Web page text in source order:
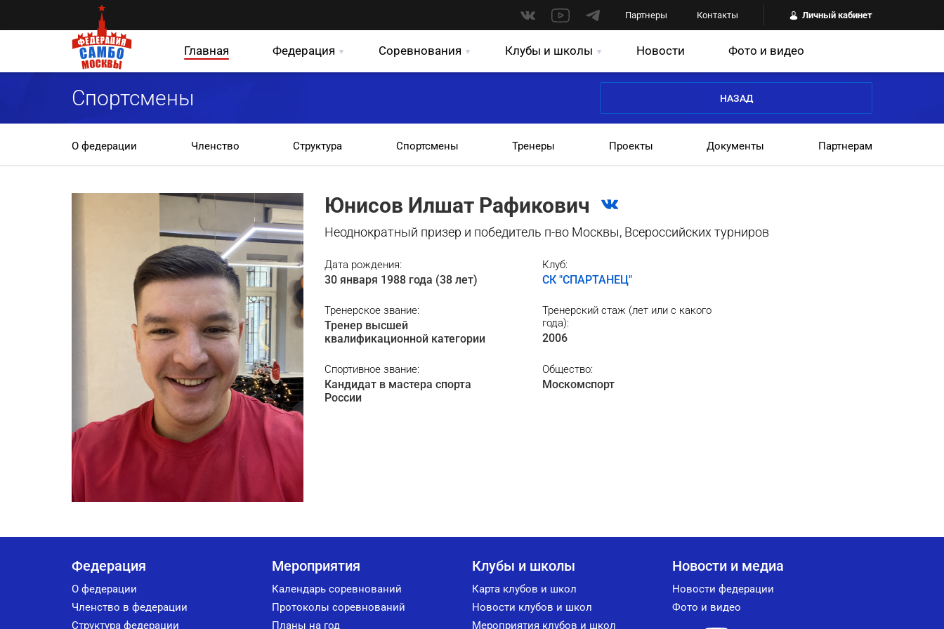
Партнеры Контакты Личный кабинет
Главная Федерация Соревнования Клубы и школы Новости Фото и видео
Спортсмены НАЗАД
О федерации Членство Структура Спортсмены Тренеры Проекты Документы Партнерам
Юнисов Илшат Рафикович
Неоднократный призер и победитель п-во Москвы, Всероссийских турниров
Дата рождения:
30 января 1988 года (38 лет)
Клуб:
СК "СПАРТАНЕЦ"
Тренерское звание:
Тренер высшей
квалификационной категории
Тренерский cтаж (лет или с какого
года):
2006
Спортивное звание:
Кандидат в мастера спорта
России
Общество:
Москомспорт
Федерация
О федерации
Членство в федерации
Структура федерации
Мероприятия
Календарь соревнований
Протоколы соревнований
Планы на год
Клубы и школы
Карта клубов и школ
Новости клубов и школ
Мероприятия клубов и школ
Новости и медиа
Новости федерации
Фото и видео